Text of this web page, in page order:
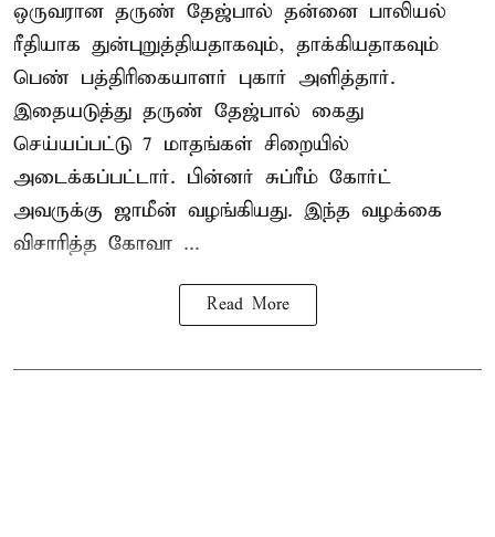
ஒருவரான தருண் தேஜ்பால் தன்னை பாலியல்
ரீதியாக துன்புறுத்தியதாகவும், தாக்கியதாகவும்
பெண் பத்திரிகையாளர் புகார் அளித்தார்.
இதையடுத்து தருண் தேஜ்பால் கைது
செய்யப்பட்டு 7 மாதங்கள் சிறையில்
அடைக்கப்பட்டார். பின்னர் சுப்ரீம் கோர்ட்
அவருக்கு ஜாமீன் வழங்கியது. இந்த வழக்கை
விசாரித்த கோவா ...
Read More